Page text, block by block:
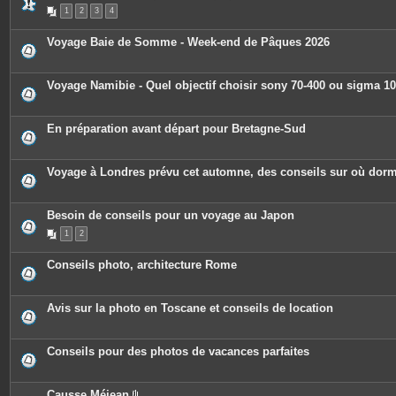
1 2 3 4
Voyage Baie de Somme - Week-end de Pâques 2026
Voyage Namibie - Quel objectif choisir sony 70-400 ou sigma
En préparation avant départ pour Bretagne-Sud
Voyage à Londres prévu cet automne, des conseils sur où
Besoin de conseils pour un voyage au Japon
1 2
Conseils photo, architecture Rome
Avis sur la photo en Toscane et conseils de location
Conseils pour des photos de vacances parfaites